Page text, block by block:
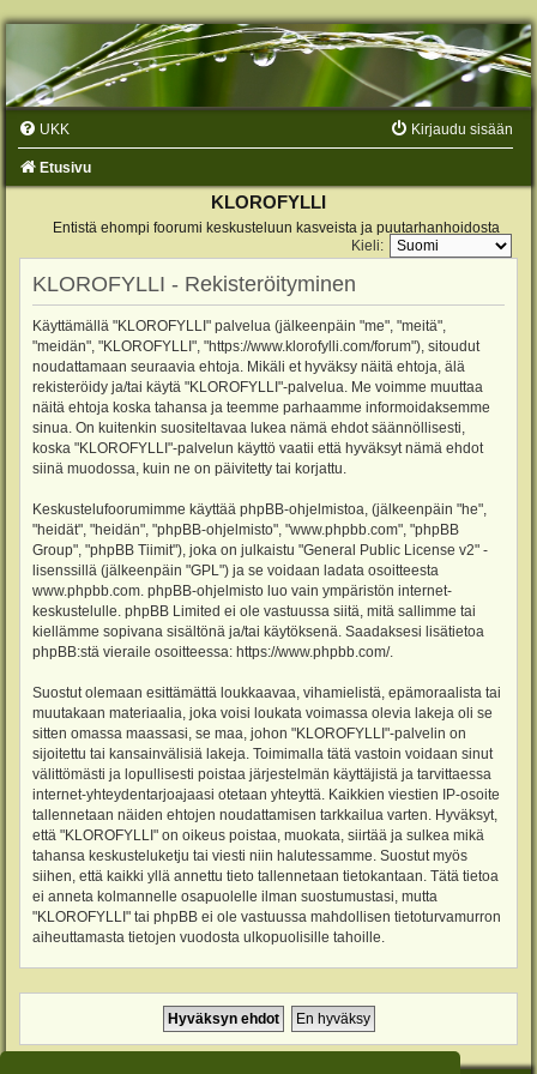
UKK Kirjaudu sisään
Etusivu
KLOROFYLLI
Entistä ehompi foorumi keskusteluun kasveista ja puutarhanhoidosta
Kieli:
KLOROFYLLI - Rekisteröityminen
Käyttämällä "KLOROFYLLI" palvelua (jälkeenpäin "me", "meitä",
"meidän", "KLOROFYLLI", "https://www.klorofylli.com/forum"), sitoudut
noudattamaan seuraavia ehtoja. Mikäli et hyväksy näitä ehtoja, älä
rekisteröidy ja/tai käytä "KLOROFYLLI"-palvelua. Me voimme muuttaa
näitä ehtoja koska tahansa ja teemme parhaamme informoidaksemme
sinua. On kuitenkin suositeltavaa lukea nämä ehdot säännöllisesti,
koska "KLOROFYLLI"-palvelun käyttö vaatii että hyväksyt nämä ehdot
siinä muodossa, kuin ne on päivitetty tai korjattu.
Keskustelufoorumimme käyttää phpBB-ohjelmistoa, (jälkeenpäin "he",
"heidät", "heidän", "phpBB-ohjelmisto", "www.phpbb.com", "phpBB
Group", "phpBB Tiimit"), joka on julkaistu "General Public License v2" -
lisenssillä (jälkeenpäin "GPL") ja se voidaan ladata osoitteesta
www.phpbb.com . phpBB-ohjelmisto luo vain ympäristön internet-
keskustelulle. phpBB Limited ei ole vastuussa siitä, mitä sallimme tai
kiellämme sopivana sisältönä ja/tai käytöksenä. Saadaksesi lisätietoa
phpBB:stä vieraile osoitteessa: https://www.phpbb.com/.
Suostut olemaan esittämättä loukkaavaa, vihamielistä, epämoraalista tai
muutakaan materiaalia, joka voisi loukata voimassa olevia lakeja oli se
sitten omassa maassasi, se maa, johon "KLOROFYLLI"-palvelin on
sijoitettu tai kansainvälisiä lakeja. Toimimalla tätä vastoin voidaan sinut
välittömästi ja lopullisesti poistaa järjestelmän käyttäjistä ja tarvittaessa
internet-yhteydentarjoajaasi otetaan yhteyttä. Kaikkien viestien IP-osoite
tallennetaan näiden ehtojen noudattamisen tarkkailua varten. Hyväksyt,
että "KLOROFYLLI" on oikeus poistaa, muokata, siirtää ja sulkea mikä
tahansa keskusteluketju tai viesti niin halutessamme. Suostut myös
siihen, että kaikki yllä annettu tieto tallennetaan tietokantaan. Tätä tietoa
ei anneta kolmannelle osapuolelle ilman suostumustasi, mutta
"KLOROFYLLI" tai phpBB ei ole vastuussa mahdollisen tietoturvamurron
aiheuttamasta tietojen vuodosta ulkopuolisille tahoille.